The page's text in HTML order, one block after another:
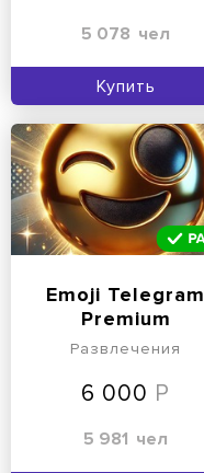
5 078 чел
Купить
Emoji Telegram
Premium
Развлечения
6 000
5 981 чел